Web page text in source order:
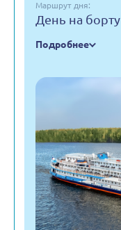
Маршрут дня:
День на борту
Подробнее